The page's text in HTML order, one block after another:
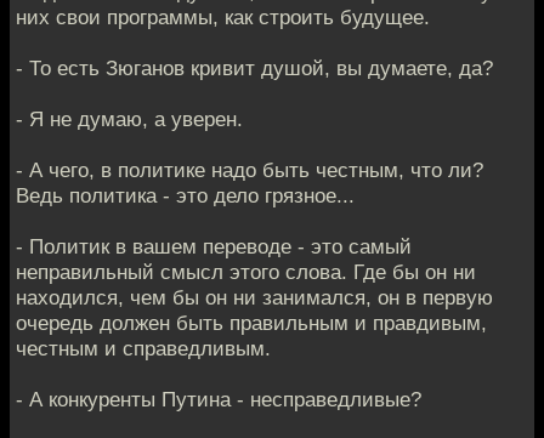
них свои программы, как строить будущее.
- То есть Зюганов кривит душой, вы думаете, да?
- Я не думаю, а уверен.
- А чего, в политике надо быть честным, что ли?
Ведь политика - это дело грязное...
- Политик в вашем переводе - это самый
неправильный смысл этого слова. Где бы он ни
находился, чем бы он ни занимался, он в первую
очередь должен быть правильным и правдивым,
честным и справедливым.
- А конкуренты Путина - несправедливые?